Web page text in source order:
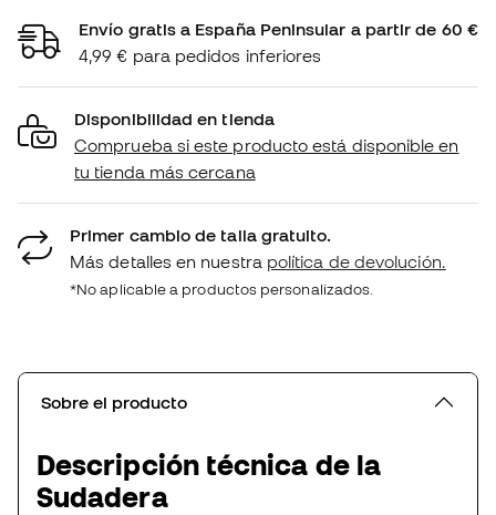
Envío gratis a España Peninsular a partir de 60 €
4,99 € para pedidos inferiores
Disponibilidad en tienda
Comprueba si este producto está disponible en
tu tienda más cercana
Primer cambio de talla gratuito.
Más detalles en nuestra política de devolución.
*No aplicable a productos personalizados.
Sobre el producto
Descripción técnica de la
Sudadera